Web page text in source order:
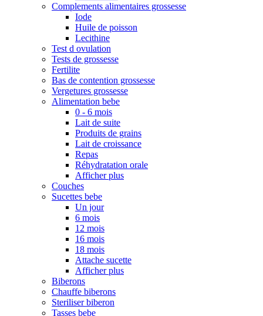
Complements alimentaires grossesse
Iode
Huile de poisson
Lecithine
Test d ovulation
Tests de grossesse
Fertilite
Bas de contention grossesse
Vergetures grossesse
Alimentation bebe
0 - 6 mois
Lait de suite
Produits de grains
Lait de croissance
Repas
Réhydratation orale
Afficher plus
Couches
Sucettes bebe
Un jour
6 mois
12 mois
16 mois
18 mois
Attache sucette
Afficher plus
Biberons
Chauffe biberons
Steriliser biberon
Tasses bebe